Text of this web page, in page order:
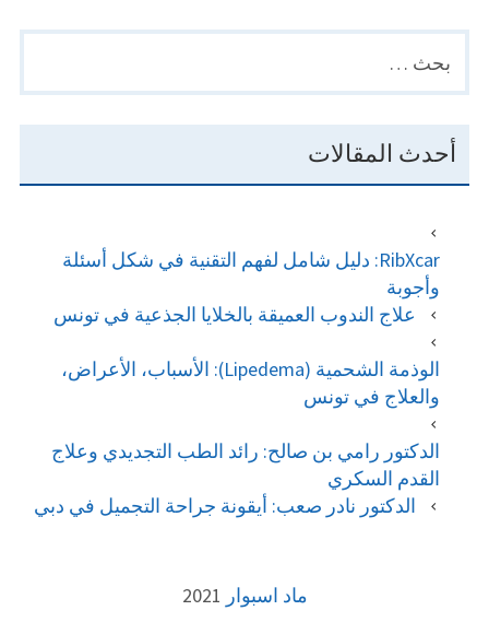
SIDEBAR
البحث
عن:
أحدث المقالات
RibXcar: دليل شامل لفهم التقنية في شكل أسئلة
وأجوبة
علاج الندوب العميقة بالخلايا الجذعية في تونس
الوذمة الشحمية (Lipedema): الأسباب، الأعراض،
والعلاج في تونس
الدكتور رامي بن صالح: رائد الطب التجديدي وعلاج
القدم السكري
الدكتور نادر صعب: أيقونة جراحة التجميل في دبي
ماد اسبوار 2021